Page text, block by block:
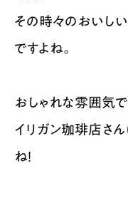
その時々のおいし
ですよね。
おしゃれな雰囲気
イリガン珈琲店さ
ね！